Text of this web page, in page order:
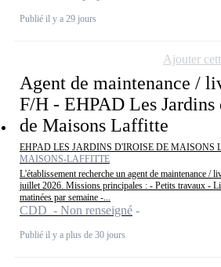
Publié il y a 29 jours
Agent de maintenance /
F/H - EHPAD Les Jardins
de Maisons Laffitte
EHPAD LES JARDINS D'IROISE DE MAISONS
MAISONS-LAFFITTE
L'établissement recherche un agent de maintenance /
juillet 2026. Missions principales : - Petits travaux -
matinées par semaine -...
CDD - Non renseigné
Publié il y a plus de 30 jours
Ajouter